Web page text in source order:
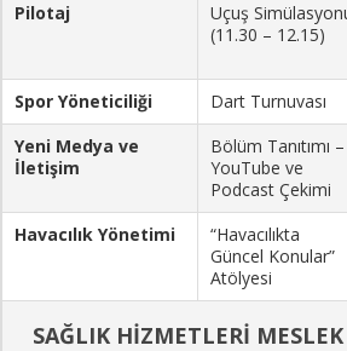
Pilotaj
Uçuş
(11.30 – 12.15)
Spor Yöneticiliği
Dart Turnuvası
Yeni Medya ve
İletişim
Bölüm Tanıtımı –
YouTube ve
Podcast Çekimi
Havacılık Yönetimi
“Havacılıkta
Güncel Konular”
Atölyesi
SAĞLIK HİZMETLERİ